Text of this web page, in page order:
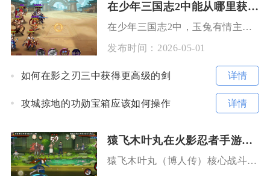
在少年三国志2中能从哪里获取玉兔有情
在少年三国志2中，玉兔有情主要通过中秋主题限时活动、充值福利、奇珍兑换、活跃任务奖励及活动
发布时间： 2026-05-01
如何在影之刃三中获得更高级的剑 详情
攻城掠地的功勋宝箱应该如何操作 详情
猿飞木叶丸在火影忍者手游中有哪些战斗套路
猿飞木叶丸（博人传）核心战斗套路依托空手、金刚棍双形态切换搭配技能封印机制，可划分为先手摸